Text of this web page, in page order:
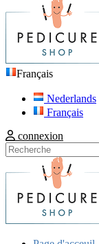
Français
Nederlands
Français
connexion